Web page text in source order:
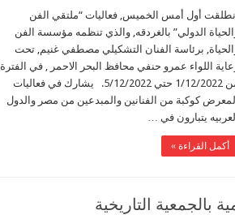
انطلقت أول أمس الخميس, فعاليات “ملتقي الفن
الدولي” بالغردقه, والذي تنظمه مؤسسة الفن
برئاسة الفنان التشكيلي مصطفي غنيم, تحت
اللواء عمرو حنفي محافظ البحر الاحمر , في الفترة
من 1/12/2022 حتي 5/12/2022. يشارك في فعاليات
المعرض كوكبة من الفنانين والمبدعين من مصر والدول
العربيه يتبارون في …
أكمل القراءة »
بالجمعية التاريخية